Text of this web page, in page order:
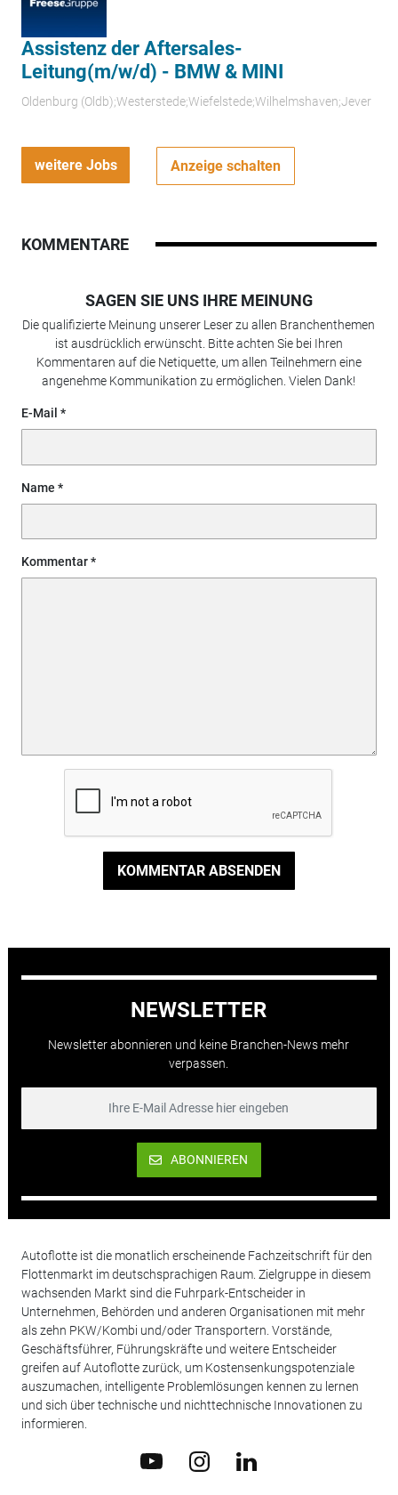
Assistenz der Aftersales-
Leitung(m/w/d) - BMW & MINI
Oldenburg (Oldb);Westerstede;Wiefelstede;Wilhelmshaven;Jever
weitere Jobs Anzeige schalten
KOMMENTARE
SAGEN SIE UNS IHRE MEINUNG
Die qualifizierte Meinung unserer Leser zu allen Branchenthemen
ist ausdrücklich erwünscht. Bitte achten Sie bei Ihren
Kommentaren auf die Netiquette, um allen Teilnehmern eine
angenehme Kommunikation zu ermöglichen. Vielen Dank!
E-Mail
Name
Kommentar
KOMMENTAR ABSENDEN
NEWSLETTER
Newsletter abonnieren und keine Branchen-News mehr
verpassen.
ABONNIEREN
Autoflotte ist die monatlich erscheinende Fachzeitschrift für den
Flottenmarkt im deutschsprachigen Raum. Zielgruppe in diesem
wachsenden Markt sind die Fuhrpark-Entscheider in
Unternehmen, Behörden und anderen Organisationen mit mehr
als zehn PKW/Kombi und/oder Transportern. Vorstände,
Geschäftsführer, Führungskräfte und weitere Entscheider
greifen auf Autoflotte zurück, um Kostensenkungspotenziale
auszumachen, intelligente Problemlösungen kennen zu lernen
und sich über technische und nichttechnische Innovationen zu
informieren.